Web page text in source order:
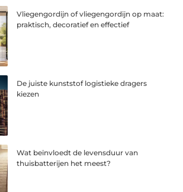
Vliegengordijn of vliegengordijn op maat:
praktisch, decoratief en effectief
De juiste kunststof logistieke dragers
kiezen
Wat beïnvloedt de levensduur van
thuisbatterijen het meest?